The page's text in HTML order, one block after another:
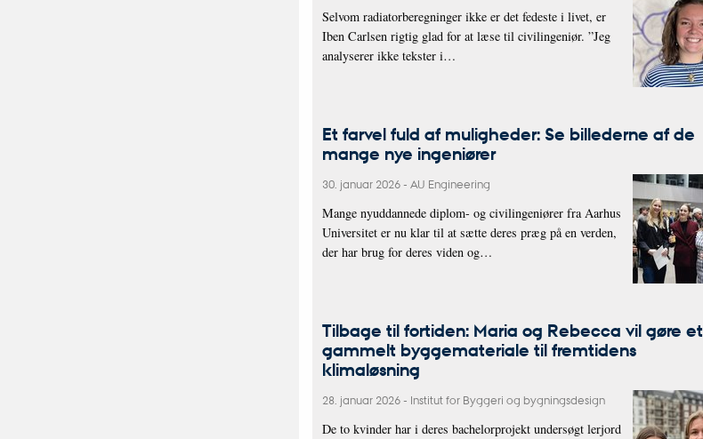
Selvom radiatorberegninger ikke er det fedeste i livet, er
Iben Carlsen rigtig glad for at læse til civilingeniør. ”Jeg
analyserer ikke tekster i…
Et farvel fuld af muligheder: Se billederne af de
mange nye ingeniører
30. januar 2026- AU Engineering
Mange nyuddannede diplom- og civilingeniører fra Aarhus
Universitet er nu klar til at sætte deres præg på en verden,
der har brug for deres viden og…
Tilbage til fortiden: Maria og Rebecca vil gøre et
gammelt byggemateriale til fremtidens
klimaløsning
28. januar 2026- Institut for Byggeri og bygningsdesign
De to kvinder har i deres bachelorprojekt undersøgt lerjord